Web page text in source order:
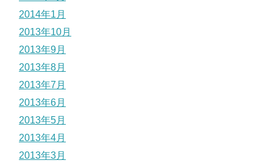
2014年1月
2013年10月
2013年9月
2013年8月
2013年7月
2013年6月
2013年5月
2013年4月
2013年3月